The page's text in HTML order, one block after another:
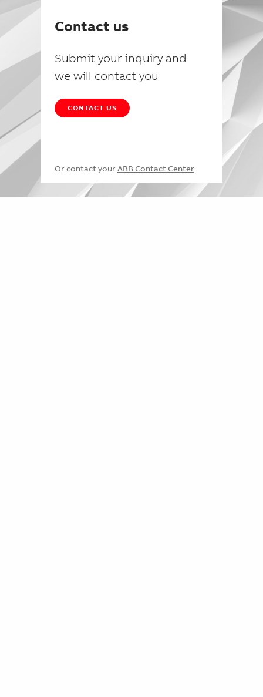
Contact us
Submit your inquiry and
we will contact you
CONTACT US
Or contact your ABB Contact Center